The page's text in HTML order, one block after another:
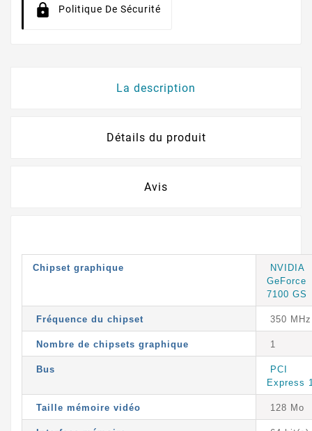
Politique De Sécurité
La description
Détails du produit
Avis
Chipset graphique
NVIDIA
GeForce
7100 GS
Fréquence du chipset 350 MHz
Nombre de chipsets graphique 1
Bus
PCI
Express
Taille mémoire vidéo 128 Mo